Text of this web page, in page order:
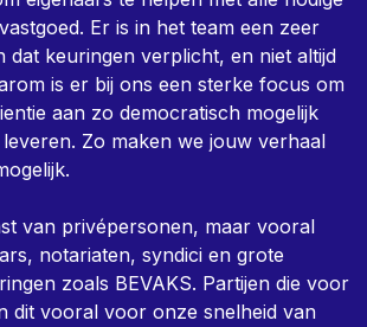
Er is in het team een zeer
dat keuringen verplicht, en niet altijd
is er bij ons een sterke focus om
aan zo democratisch mogelijk
Zo maken we jouw verhaal
van privépersonen, maar vooral
notariaten, syndici en grote
zoals BEVAKS. Partijen die voor
dit vooral voor onze snelheid van